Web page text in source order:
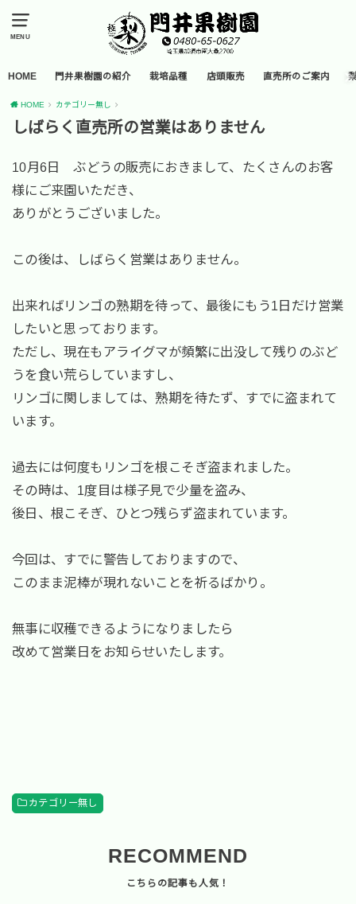
MENU
HOME 門井果樹園の紹介 栽培品種 店頭販売 直売所のご案内
HOME カテゴリー無し
しばらく直売所の営業はありません
10月6日 ぶどうの販売におきまして、たくさんのお客
様にご来園いただき、
ありがとうございました。
この後は、しばらく営業はありません。
出来ればリンゴの熟期を待って、最後にもう1日だけ営業
したいと思っております。
ただし、現在もアライグマが頻繁に出没して残りのぶど
うを食い荒らしていますし、
リンゴに関しましては、熟期を待たず、すでに盗まれて
います。
過去には何度もリンゴを根こそぎ盗まれました。
その時は、1度目は様子見で少量を盗み、
後日、根こそぎ、ひとつ残らず盗まれています。
今回は、すでに警告しておりますので、
このまま泥棒が現れないことを祈るばかり。
無事に収穫できるようになりましたら
改めて営業日をお知らせいたします。
カテゴリー無し
RECOMMEND